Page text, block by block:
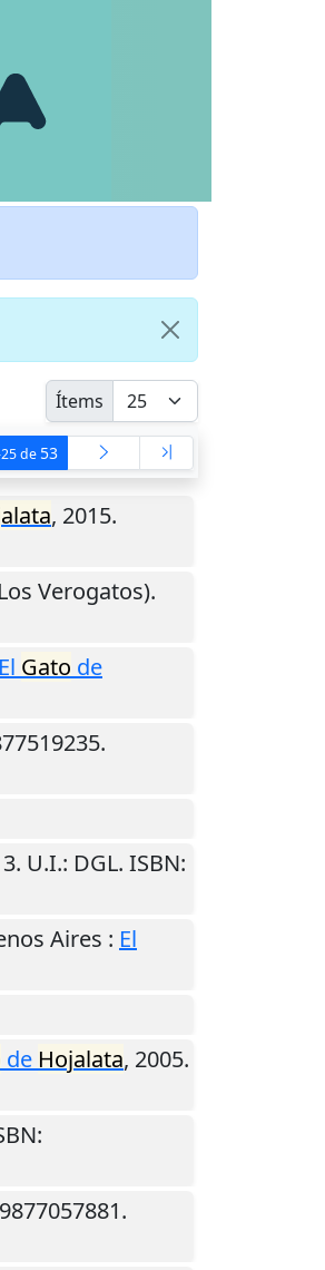
Ítems
de 53
, 2015.
Verogatos).
El Gato de
. U.I.: DGL. ISBN:
Aires : El
de Hojalata, 2005.